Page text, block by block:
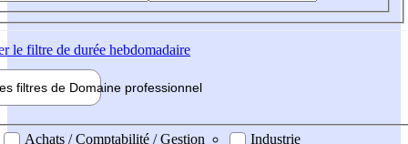
le filtre de durée hebdomadaire
filtres de Domaine professionnel
professionel
Achats / Comptabilité / Gestion
Industrie